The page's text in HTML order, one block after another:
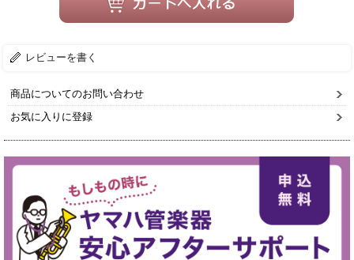
レビューを書く
商品についてのお問い合わせ
お気に入りに登録